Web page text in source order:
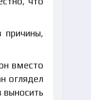
причины,
вместо
оглядел
выносить